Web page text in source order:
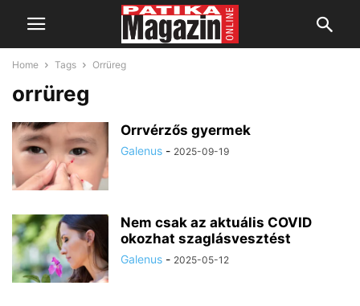
Home Tags Orrüreg
orrüreg
Orrvérzős gyermek
Galenus - 2025-09-19
Nem csak az aktuális COVID
okozhat szaglásvesztést
Galenus - 2025-05-12